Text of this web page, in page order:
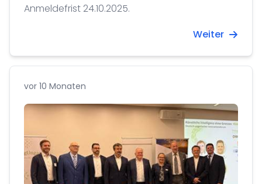
Anmeldefrist 24.10.2025.
Weiter
vor 10 Monaten